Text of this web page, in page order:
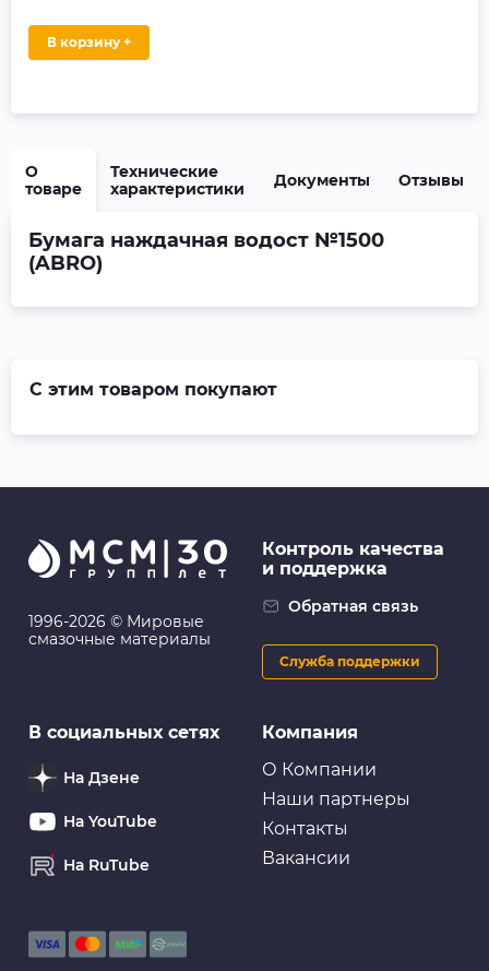
В корзину +
О
товаре
Технические
характеристики
Документы Отзывы
Бумага наждачная водост №1500
(ABRO)
С этим товаром покупают
1996-2026 © Мировые
смазочные материалы
Компания
О Компании
Наши партнеры
Контакты
Вакансии
Контроль качества
и поддержка
Обратная связь
Служба поддержки
В социальных сетях
На Дзене
На YouTube
На RuTube